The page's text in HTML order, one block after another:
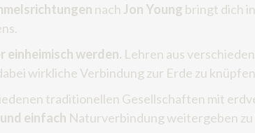
nach Jon Young bringt dich
einheimisch werden. Lehren aus
wirkliche Verbindung zur Erde zu
traditionellen Gesellschaften mit
einfach Naturverbindung weitergeben